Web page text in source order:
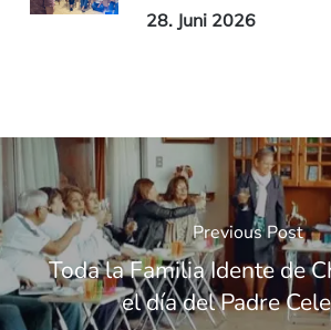
28. Juni 2026
Previous Post
Toda la Familia Idente de
el día del Padre